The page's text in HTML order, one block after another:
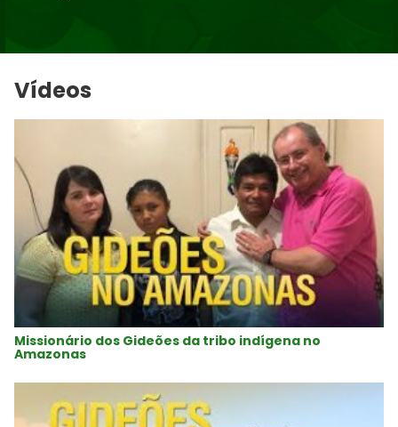
Vídeos
Missionário dos Gideões da tribo indígena no
Amazonas